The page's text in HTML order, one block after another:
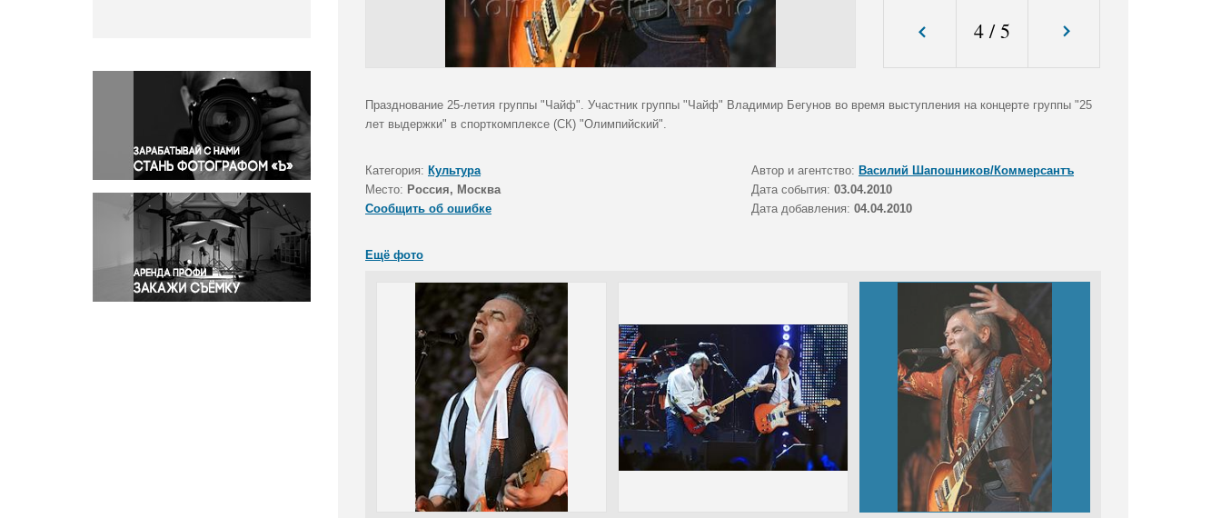
Окружающая среда
Политика
Правосудие
Происшествия и конфликты
Религия
Светская жизнь
Спорт
Экология
Экономика и бизнес
4/5
Празднование 25-летия группы "Чайф". Участник группы "Чайф" Владимир Бегунов во время выступления на концерте группы "25
лет выдержки" в спорткомплексе (СК) "Олимпийский".
Категория: Культура Автор и агентство: Василий Шапошников/Коммерсантъ
Место: Россия, Москва Дата события: 03.04.2010
Сообщить об ошибке
Дата добавления: 04.04.2010
Ещё фото